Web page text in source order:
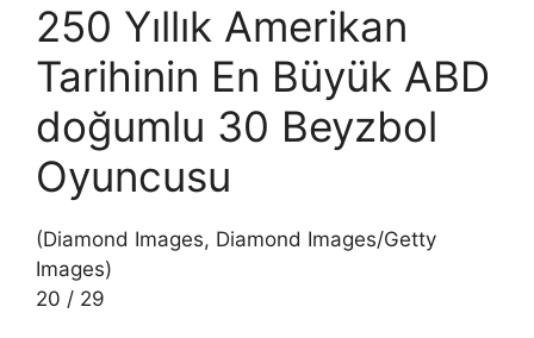
250 Yıllık Amerikan
Tarihinin En Büyük ABD
doğumlu 30 Beyzbol
Oyuncusu
(Diamond Images, Diamond Images/Getty
Images)
20 / 29